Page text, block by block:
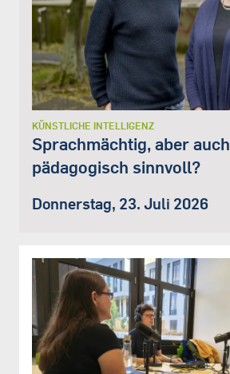
KÜNSTLICHE INTELLIGENZ
Sprachmächtig, aber auch
pädagogisch sinnvoll?
Donnerstag, 23. Juli 2026